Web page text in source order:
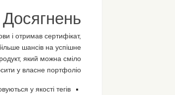
і отримав сертифікат,
шансів на успішне
який можна сміло
у власне портфоліо.
у якості тегів.